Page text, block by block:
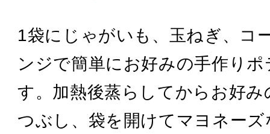
1袋にじゃがいも、玉ねぎ、コ
ンジで簡単にお好みの手作り
す。加熱後蒸らしてからお好
つぶし、袋を開けてマヨネー